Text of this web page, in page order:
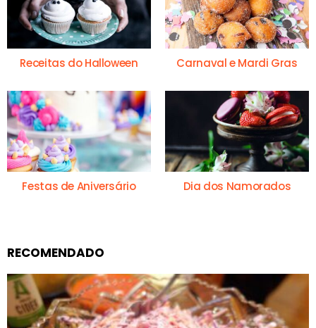
Receitas do Halloween Carnaval e Mardi Gras
Festas de Aniversário Dia dos Namorados
RECOMENDADO